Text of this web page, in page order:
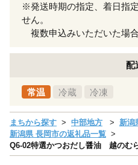
※発送時期の指定、着日指
せん。
複数申込みいただいた場合
配
常温 冷蔵 冷凍
まちから探す 中部地方
新潟
新潟県 長岡市の返礼品一覧
Q6-02特選かつおだし醤油 越のむ